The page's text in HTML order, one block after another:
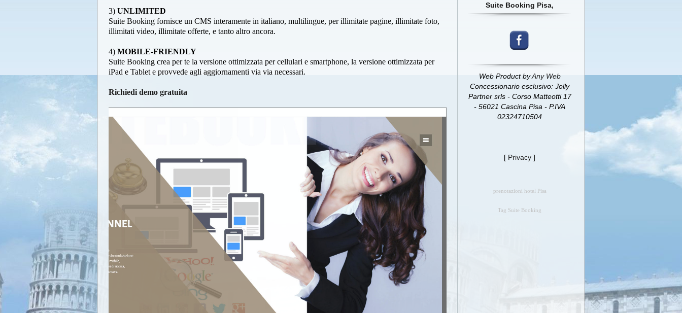
3) UNLIMITED
Suite Booking fornisce un CMS interamente in italiano, multilingue, per illimitate pagine, illimitate foto,
illimitati video, illimitate offerte, e tanto altro ancora.
4) MOBILE-FRIENDLY
Suite Booking crea per te la versione ottimizzata per cellulari e smartphone, la versione ottimizzata per
iPad e Tablet e provvede agli aggiornamenti via via necessari.
Richiedi demo gratuita
Suite Booking Pisa,
Web Product byAny Web
Concessionario esclusivo: Jolly
Partner srls - Corso Matteotti 17
- 56021 Cascina Pisa - P.IVA
02324710504
[ Privacy ]
prenotazioni hotel Pisa
Tag Suite Booking